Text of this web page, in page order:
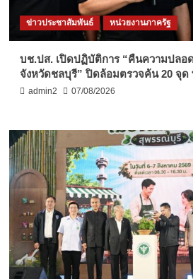
ข่าวประชาสัมพันธ์ หน่วยงานภาครัฐ
บช.ปส. เปิดปฏิบัติการ “คืนความปล
จังหวัดชลบุรี” ปิดล้อมตรวจค้น 20 จุ
admin2 07/08/2026